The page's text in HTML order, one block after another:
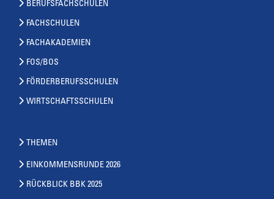
BERUFSFACHSCHULEN
FACHSCHULEN
FACHAKADEMIEN
FOS/BOS
FÖRDERBERUFSSCHULEN
WIRTSCHAFTSSCHULEN
THEMEN
EINKOMMENSRUNDE 2026
RÜCKBLICK BBK 2025